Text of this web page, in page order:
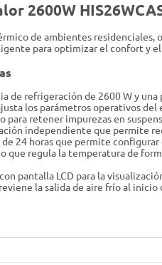
2600W
de ambientes
para optimizar el confort y
de refrigeración de 2600 W y
los parámetros operativos
retener impurezas en
independiente que permite
24 horas que permite
que regula la temperatura de
pantalla LCD para la
la salida de aire frío al